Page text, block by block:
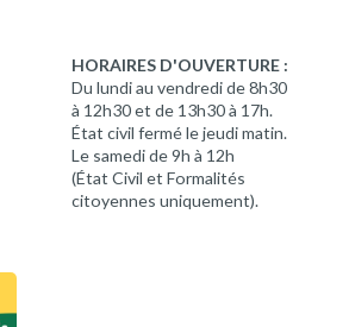
HORAIRES D'OUVERTURE :
Du lundi au vendredi de 8h30
à 12h30 et de 13h30 à 17h.
État civil fermé le jeudi matin.
Le samedi de 9h à 12h
(État Civil et Formalités
citoyennes uniquement).